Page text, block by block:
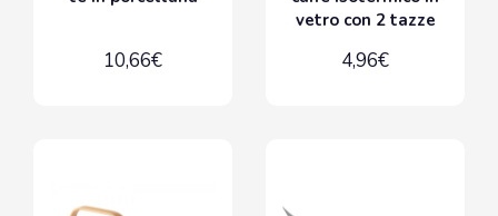
10,66€
vetro con 2 tazze
4,96€